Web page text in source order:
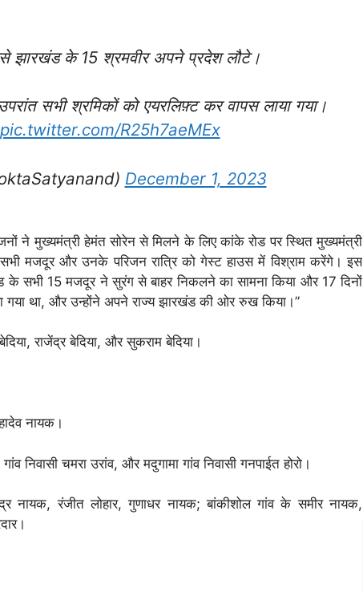
झारखंड के 15 श्रमवीर अपने प्रदेश लौटे।
सभी श्रमिकों को एयरलिफ़्ट कर वापस लाया गया।
pic.twitter.com/R25h7aeMEx
December 1, 2023
ने मुख्यमंत्री हेमंत सोरेन से मिलने के लिए कांके रोड पर स्थित मुख्यमंत्री
मजदूर और उनके परिजन रात्रि को गेस्ट हाउस में विश्राम करेंगे। इस
सभी 15 मजदूर ने सुरंग से बाहर निकलने का सामना किया और 17 दिनों
गया था, और उन्होंने अपने राज्य झारखंड की ओर रुख किया।”
राजेंद्र बेदिया, और सुकराम बेदिया।
नायक।
निवासी चमरा उरांव, और मदुगामा गांव निवासी गनपाईत होरो।
नायक, रंजीत लोहार, गुणाधर नायक; बांकीशोल गांव के समीर नायक,